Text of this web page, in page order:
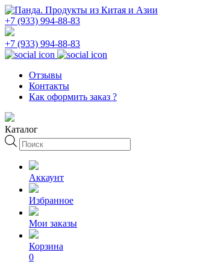
+7 (933) 994-88-83
+7 (933) 994-88-83
Отзывы
Контакты
Как оформить заказ ?
Каталог
Поиск
товаров
Аккаунт
Избранное
Мои заказы
Корзина
0